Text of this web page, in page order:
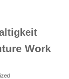
Work